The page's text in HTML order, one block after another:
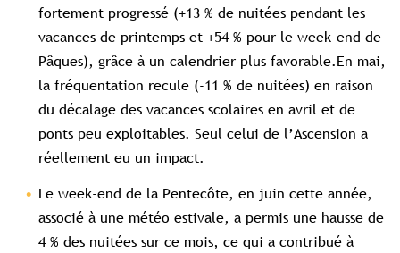
fortement progressé (+13 % de nuitées pendant les
vacances de printemps et +54 % pour le week-end de
Pâques), grâce à un calendrier plus favorable.En mai,
la fréquentation recule (-11 % de nuitées) en raison
du décalage des vacances scolaires en avril et de
ponts peu exploitables. Seul celui de l’Ascension a
réellement eu un impact.
Le week-end de la Pentecôte, en juin cette année,
associé à une météo estivale, a permis une hausse de
4 % des nuitées sur ce mois, ce qui a contribué à